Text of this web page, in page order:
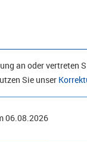
an oder vertreten
Sie unser
06.08.2026